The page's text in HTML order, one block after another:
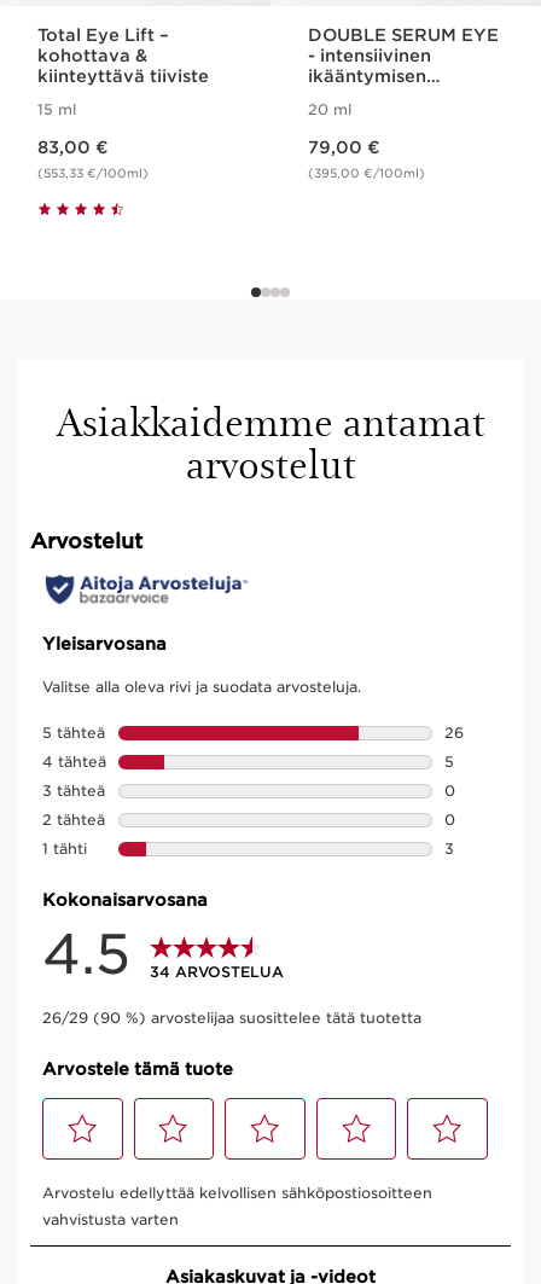
Total Eye Lift –
kohottava &
kiinteyttävä tiiviste
15 ml
83,00 €
(553,33 €/100ml)
DOUBLE SERUM EYE
- intensiivinen
ikääntymisen
silmänympäryshoito
20 ml
79,00 €
(395,00 €/100ml)
Asiakkaidemme antamat
arvostelut